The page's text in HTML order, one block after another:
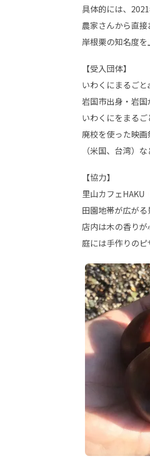
具体的には、
農家さんから直
岸根栗の知名度を
【受入団体】
いわくにまるご
岩国市出身・岩国
いわくにをまる
廃校を使った映
（米国、台湾）
【協力】
里山カフェHAKU
田園地帯が広が
店内は木の香りが
庭には手作りの